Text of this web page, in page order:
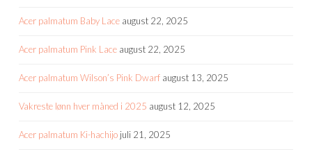
Acer palmatum Baby Lace august 22, 2025
Acer palmatum Pink Lace august 22, 2025
Acer palmatum Wilson’s Pink Dwarf august 13, 2025
Vakreste lønn hver måned i 2025 august 12, 2025
Acer palmatum Ki-hachijo juli 21, 2025